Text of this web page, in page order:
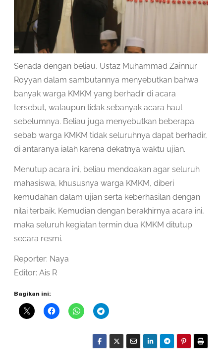
Senada dengan beliau, Ustaz Muhammad Zainnur
Royyan dalam sambutannya menyebutkan bahwa
banyak warga KMKM yang berhadir di acara
tersebut, walaupun tidak sebanyak acara haul
sebelumnya. Beliau juga menyebutkan beberapa
sebab warga KMKM tidak seluruhnya dapat berhadir,
di antaranya ialah karena dekatnya waktu ujian.
Menutup acara ini, beliau mendoakan agar seluruh
mahasiswa, khususnya warga KMKM, diberi
kemudahan dalam ujian serta keberhasilan dengan
nilai terbaik. Kemudian dengan berakhirnya acara ini,
maka seluruh kegiatan termin dua KMKM ditutup
secara resmi.
Reporter: Naya
Editor: Ais R
Bagikan ini: